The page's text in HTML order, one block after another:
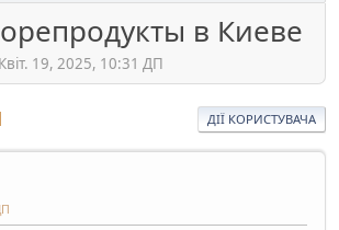
в Киеве
19, 2025, 10:31 ДП
ДІЇ КОРИСТУВАЧА